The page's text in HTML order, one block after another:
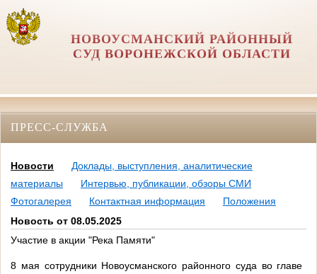
НОВОУСМАНСКИЙ РАЙОННЫЙ
СУД ВОРОНЕЖСКОЙ ОБЛАСТИ
ПРЕСС-СЛУЖБА
Новости
Доклады, выступления, аналитические
материалы
Интервью, публикации, обзоры СМИ
Фотогалерея
Контактная информация
Положения
Новость от 08.05.2025
Участие в акции "Река Памяти"
8 мая сотрудники Новоусманского районного суда во главе